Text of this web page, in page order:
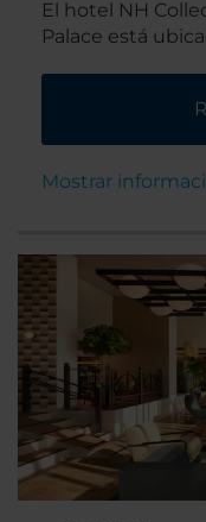
El hotel NH
Palace está
edificio, que
atracción en sí
Mostrar